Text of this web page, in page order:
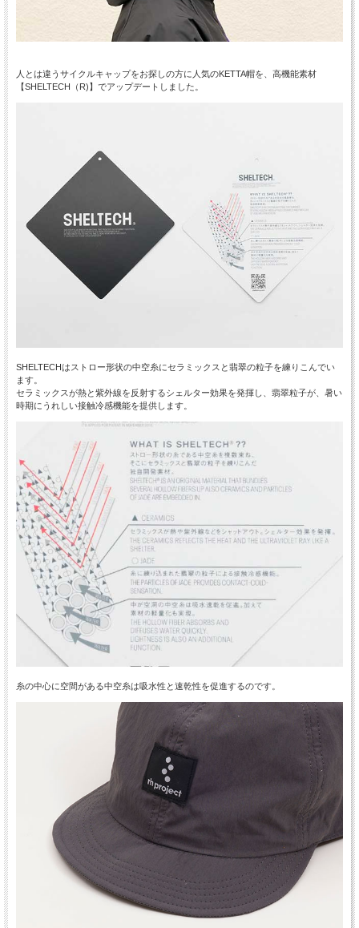
人とは違うサイクルキャップをお探しの方に人気のKETTA帽を、高機能素材
【SHELTECH（R)】でアップデートしました。
SHELTECHはストロー形状の中空糸にセラミックスと翡翠の粒子を練りこんでい
ます。
セラミックスが熱と紫外線を反射するシェルター効果を発揮し、翡翠粒子が、暑い
時期にうれしい接触冷感機能を提供します。
糸の中心に空間がある中空糸は吸水性と速乾性を促進するのです。